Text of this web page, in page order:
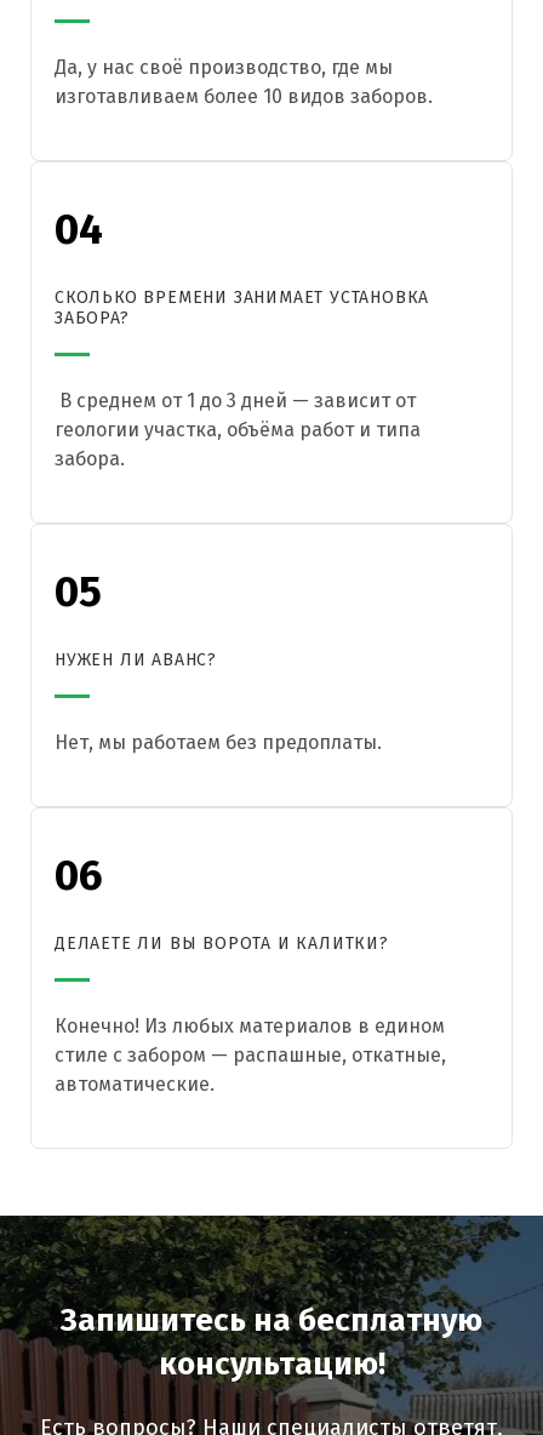
Да, у нас своё производство, где мы
изготавливаем более 10 видов заборов.
04
СКОЛЬКО ВРЕМЕНИ ЗАНИМАЕТ УСТАНОВКА
ЗАБОРА?
В среднем от 1 до 3 дней — зависит от
геологии участка, объёма работ и типа
забора.
05
НУЖЕН ЛИ АВАНС?
Нет, мы работаем без предоплаты.
06
ДЕЛАЕТЕ ЛИ ВЫ ВОРОТА И КАЛИТКИ?
Конечно! Из любых материалов в едином
стиле с забором — распашные, откатные,
автоматические.
Запишитесь на бесплатную
консультацию!
Есть вопросы? Наши специалисты ответят,